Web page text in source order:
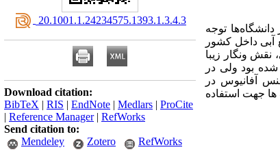
توجه
آبی داخل کشور
نقش ونگار زیبا
در ایران شناسایی شده بود ولی در
جنس آفانیوس در
ها جهت استفاده
‎ 20.1001.1.24234575.1393.1.3.4.3
Download citation:
BibTeX | RIS | EndNote | Medlars | ProCite
| Reference Manager| RefWorks
Send citation to:
Mendeley
Zotero RefWorks